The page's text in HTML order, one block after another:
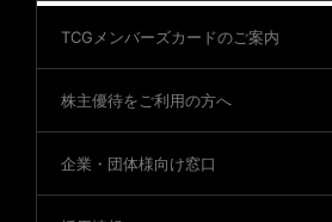
TCGメンバーズカードのご案内
株主優待をご利用の方へ
企業・団体様向け窓口